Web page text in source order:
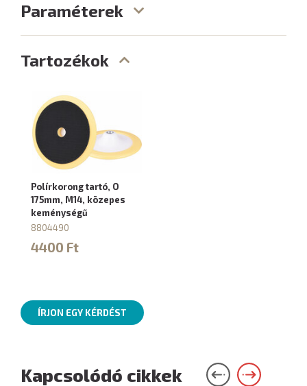
Paraméterek
Tartozékok
Polírkorong tartó, O
175mm, M14, közepes
keménységű
8804490
4400 Ft
ÍRJON EGY KÉRDÉST
Kapcsolódó cikkek